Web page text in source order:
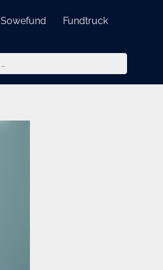
Sowefund Fundtruck